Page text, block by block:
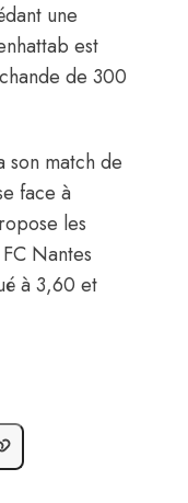
une
est
de 300
son match de
face à
les
Nantes
à 3,60 et